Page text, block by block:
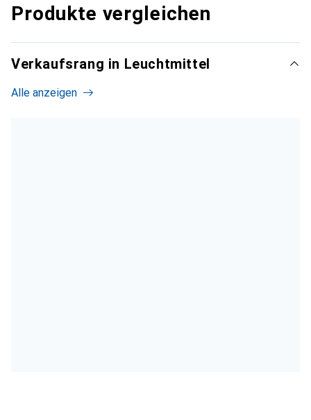
Produkte vergleichen
Verkaufsrang in Leuchtmittel
Alle anzeigen